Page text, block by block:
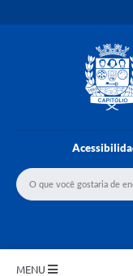
MENU